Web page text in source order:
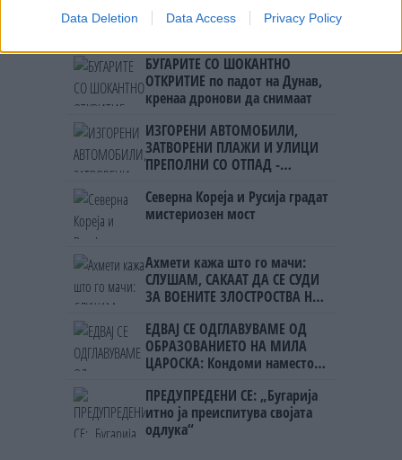
Data Deletion Data Access Privacy Policy
МАКЕДОНЦИТЕ ВО СРБИЈА:
ФОРМИРАН МАКЕДОНСКИОТ
НАЦИОНАЛЕН СОЈУЗ
БУГАРИТЕ СО ШОКАНТНО
ОТКРИТИЕ по падот на Дунав,
кренаа дронови да снимаат
ИЗГОРЕНИ АВТОМОБИЛИ,
ЗАТВОРЕНИ ПЛАЖИ И УЛИЦИ
ПРЕПОЛНИ СО ОТПАД -
мигрантскиот бран кон Сеута
Северна Кореја и Русија градат
мистериозен мост
Ахмети кажа што го мачи:
СЛУШАМ, САКААТ ДА СЕ СУДИ
ЗА ВОЕНИТЕ ЗЛОСТРОСТВА НА
ЕДВАЈ СЕ ОДГЛАВУВАМЕ ОД
ОБРАЗОВАНИЕТО НА МИЛА
ЦАРОСКА: Кондоми наместо
ПРЕДУПРЕДЕНИ СЕ: „Бугарија
итно ја преиспитува својата
одлука“